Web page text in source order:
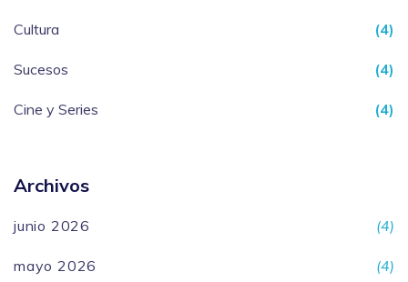
Cultura (4)
Sucesos (4)
Cine y Series (4)
Archivos
junio 2026 (4)
mayo 2026 (4)